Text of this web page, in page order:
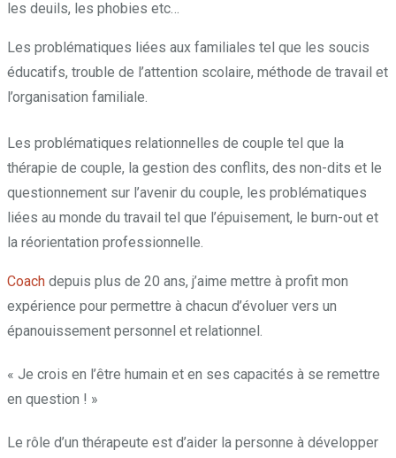
les deuils, les phobies etc…
Les problématiques liées aux familiales tel que les soucis
éducatifs, trouble de l’attention scolaire, méthode de travail et
l’organisation familiale.
Les problématiques relationnelles de couple tel que la
thérapie de couple, la gestion des conflits, des non-dits et le
questionnement sur l’avenir du couple, les problématiques
liées au monde du travail tel que l’épuisement, le burn-out et
la réorientation professionnelle.
Coach depuis plus de 20 ans, j’aime mettre à profit mon
expérience pour permettre à chacun d’évoluer vers un
épanouissement personnel et relationnel.
« Je crois en l’être humain et en ses capacités à se remettre
en question ! »
Le rôle d’un thérapeute est d’aider la personne à développer